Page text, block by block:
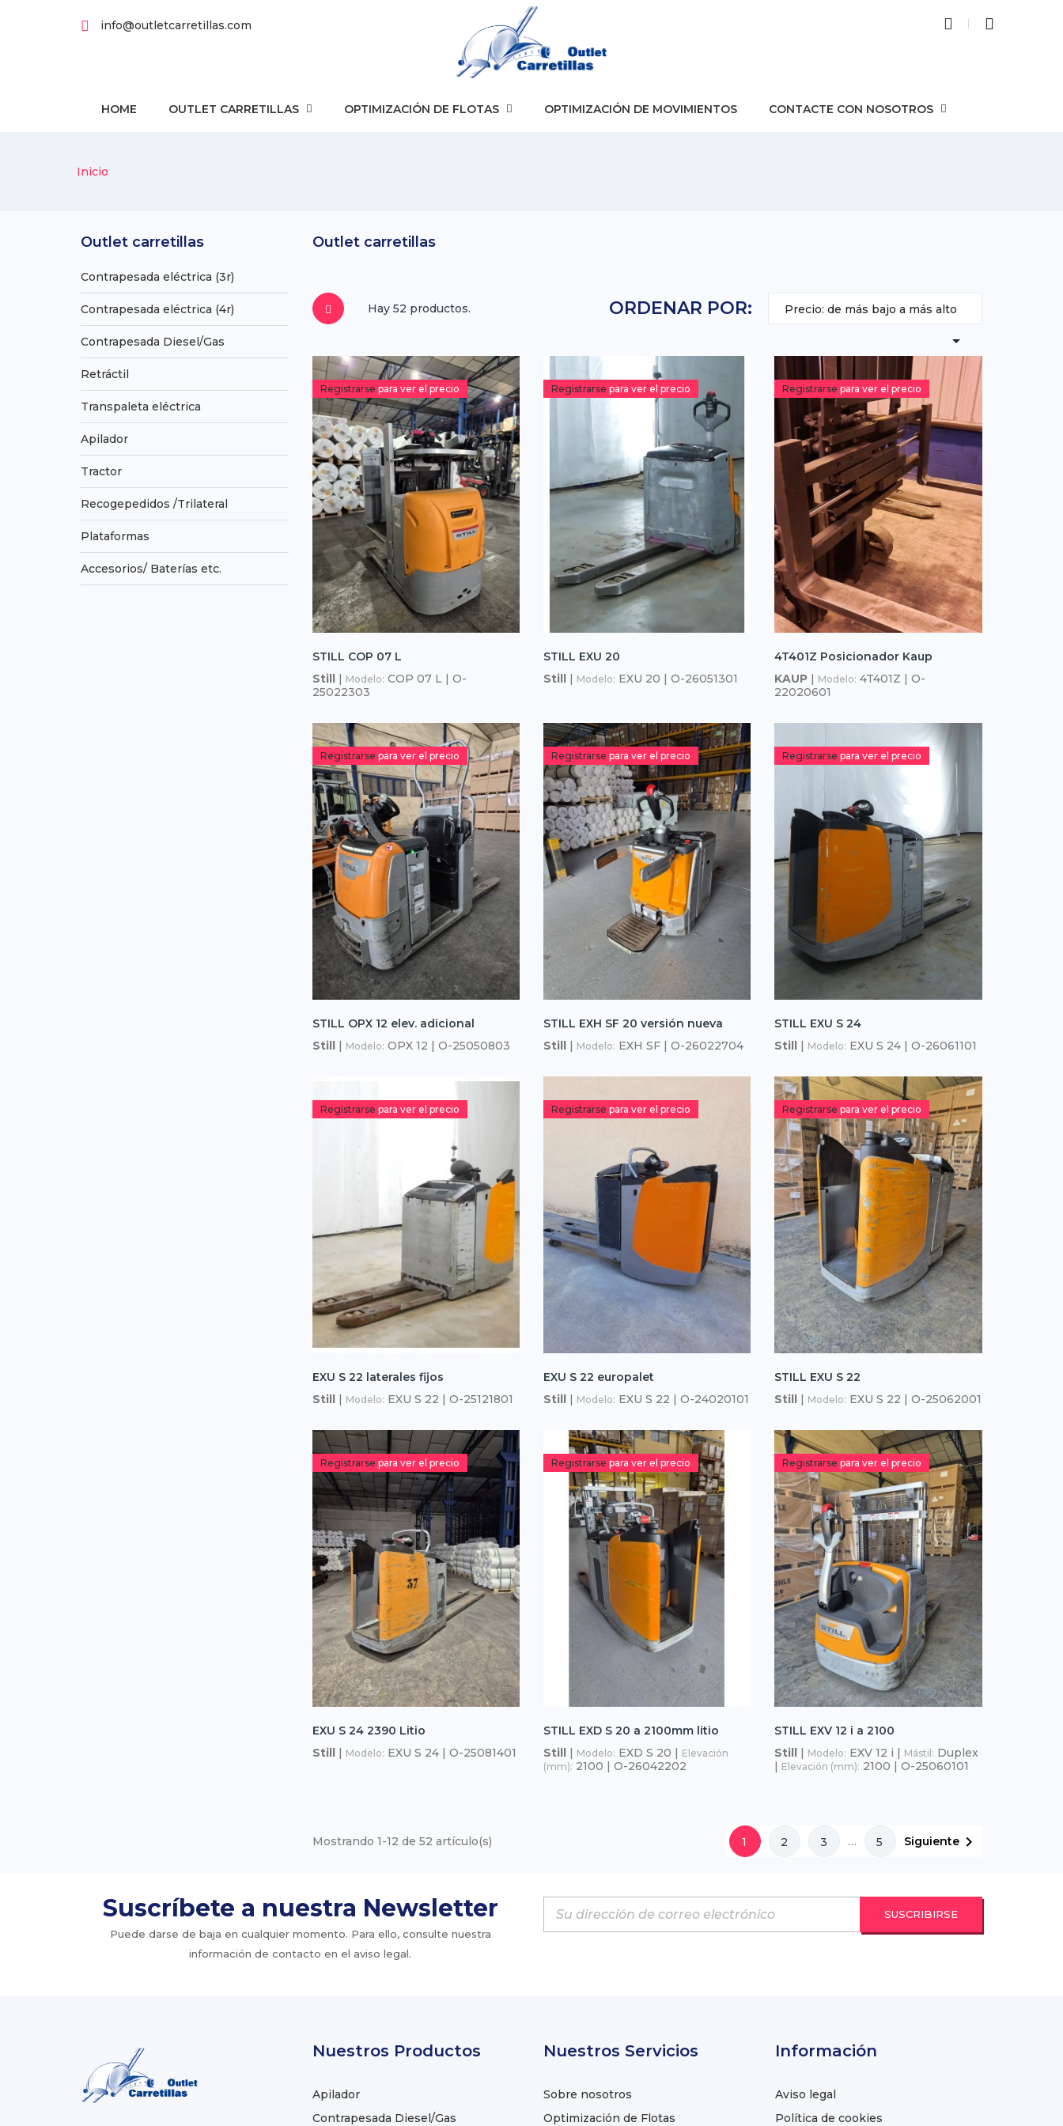
info@outletcarretillas.com
HOME OUTLET CARRETILLAS OPTIMIZACIÓN DE FLOTAS OPTIMIZACIÓN DE MOVIMIENTOS CONTACTE CON NOSOTROS
Inicio
Outlet carretillas
Contrapesada eléctrica (3r)
Contrapesada eléctrica (4r)
Contrapesada Diesel/Gas
Retráctil
Transpaleta eléctrica
Apilador
Tractor
Recogepedidos /Trilateral
Plataformas
Accesorios/ Baterías etc.
Outlet carretillas
Hay 52 productos. ORDENAR POR: Precio: de más bajo a más alto

Registrarse para ver el precio
STILL COP 07 L
Still| Modelo: COP 07 L | O-
25022303
Registrarse para ver el precio
STILL EXU 20
Still| Modelo: EXU 20 | O-26051301
Registrarse para ver el precio
4T401Z Posicionador Kaup
KAUP | Modelo: 4T401Z | O-
22020601
Registrarse para ver el precio
STILL OPX 12 elev. adicional
Still| Modelo: OPX 12 | O-25050803
Registrarse para ver el precio
STILL EXH SF 20 versión nueva
Still| Modelo: EXH SF | O-26022704
Registrarse para ver el precio
STILL EXU S 24
Still | Modelo: EXU S 24 | O-26061101
Registrarse para ver el precio
EXU S 22 laterales fijos
Still| Modelo: EXU S 22 | O-25121801
Registrarse para ver el precio
EXU S 22 europalet
Still| Modelo: EXU S 22 | O-24020101
Registrarse para ver el precio
STILL EXU S 22
Still | Modelo: EXU S 22 | O-25062001
Registrarse para ver el precio
EXU S 24 2390 Litio
Still| Modelo: EXU S 24 | O-25081401
Registrarse para ver el precio
STILL EXD S 20 a 2100mm litio
Still| Modelo: EXD S 20 | Elevación
(mm): 2100 | O-26042202
Registrarse para ver el precio
STILL EXV 12 i a 2100
Still | Modelo: EXV 12 i | Mástil: Duplex
| Elevación (mm): 2100 | O-25060101
Mostrando 1-12 de 52 artículo(s) 1 2 3 … 5 Siguiente 
Suscríbete a nuestra Newsletter
Puede darse de baja en cualquier momento. Para ello, consulte nuestra
información de contacto en el aviso legal.
Nuestros Productos
Apilador
Contrapesada Diesel/Gas
Nuestros Servicios
Sobre nosotros
Optimización de Flotas
Información
Aviso legal
Política de cookies